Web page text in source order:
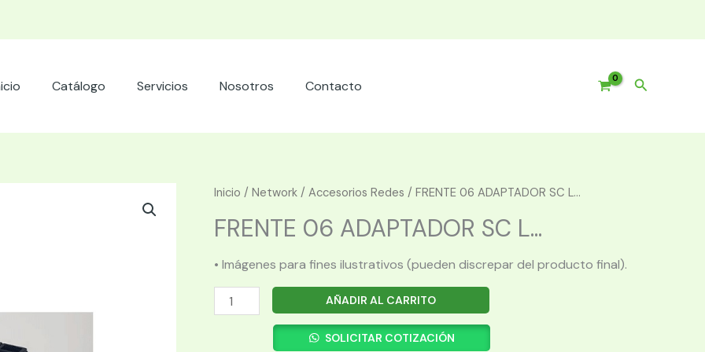
Catálogo Servicios Nosotros Contacto Buscar
Inicio / Network / Accesorios Redes / FRENTE 06 ADAPTADOR SC L...
FRENTE 06 ADAPTADOR SC L...
• Imágenes para fines ilustrativos (pueden discrepar del producto final).
FRENTE
06
AÑADIR AL CARRITO
SOLICITAR COTIZACIÓN